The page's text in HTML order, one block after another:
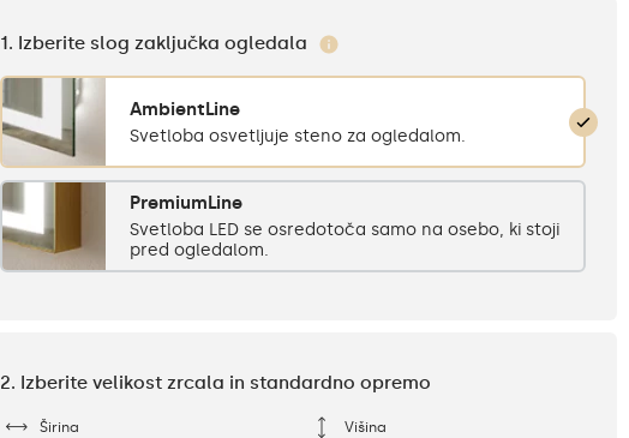
1. Izberite slog zaključka ogledala
AmbientLine
Svetloba osvetljuje steno za ogledalom.
PremiumLine
Svetloba LED se osredotoča samo na osebo, ki stoji
pred ogledalom.
2. Izberite velikost zrcala in standardno opremo
Širina Višina